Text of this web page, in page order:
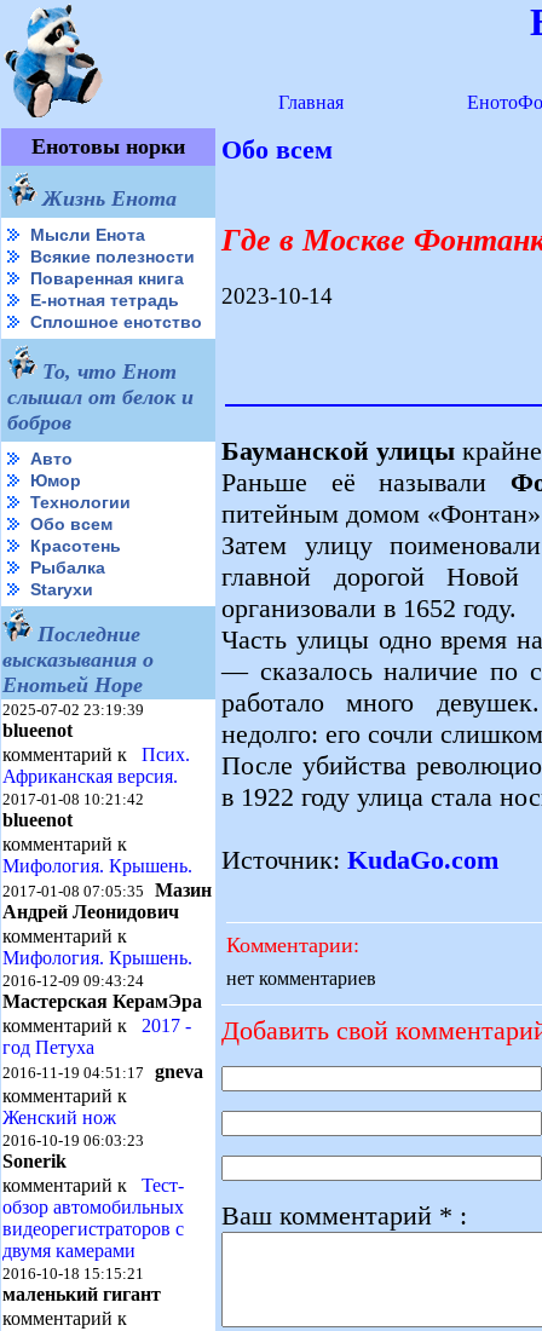
Главная
Енотовы норки
Жизнь Енота
Мысли Енота
Всякие полезности
Поваренная книга
Е-нотная тетрадь
Сплошное енотство
То, что Енот
слышал от белок и
бобров
Авто
Юмор
Технологии
Обо всем
Красотень
Рыбалка
Starухи
Последние
высказывания о
Енотьей Норе
2025-07-02 23:19:39
blueenot
комментарий к Псих.
Африканская версия.
2017-01-08 10:21:42
blueenot
комментарий к
Мифология. Крышень.
2017-01-08 07:05:35 Мазин
Андрей Леонидович
комментарий к
Мифология. Крышень.
2016-12-09 09:43:24
Мастерская КерамЭра
комментарий к 2017 -
год Петуха
2016-11-19 04:51:17 gneva
комментарий к
Женский нож
2016-10-19 06:03:23
Sonerik
комментарий к Тест-
обзор автомобильных
видеорегистраторов с
двумя камерами
2016-10-18 15:15:21
маленький гигант
комментарий к
Обо всем
Где в Москве
2023-10-14
Бауманской улицы
Раньше её называли
питейным домом
Затем улицу
главной дорогой
организовали в 1652 году.
Часть улицы одно время
— сказалось наличие по
работало много
недолго: его сочли
После убийства
в 1922 году улица стала
Источник: KudaGo.com
Комментарии:
нет комментариев
Добавить свой
Ваш комментарий * :